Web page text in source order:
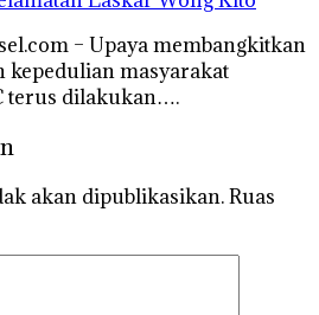
– Upaya membangkitkan
kepedulian masyarakat
terus dilakukan….
akan dipublikasikan.Ruas